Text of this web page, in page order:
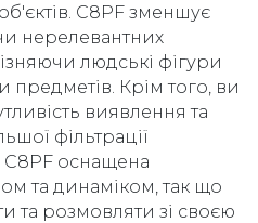
C8PF зменшує
нерелевантних
людські фігури
предметів. Крім того, ви
виявлення та
фільтрації
оснащена
та динаміком, так що
та розмовляти зі своєю